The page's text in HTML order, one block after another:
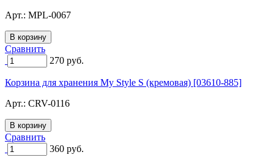
Арт.: MPL-0067
Сравнить
270 руб.
Корзина для хранения My Style S (кремовая) [03610-885]
Арт.: CRV-0116
Сравнить
360 руб.